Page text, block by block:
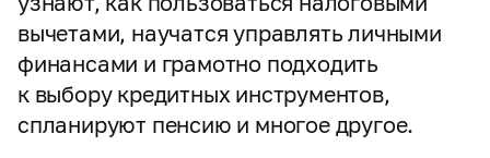
вычетами, научатся управлять личными
финансами и грамотно подходить
к выбору кредитных инструментов,
спланируют пенсию и многое другое.